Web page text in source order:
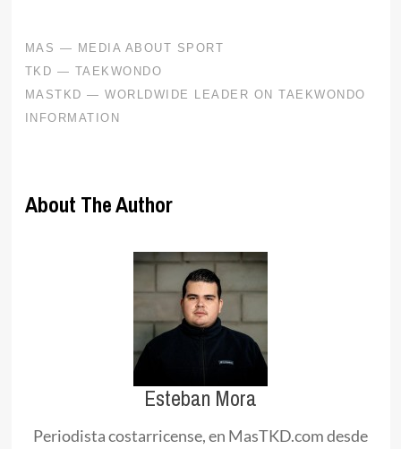
About The Author
Esteban Mora
Periodista costarricense, en MasTKD.com desde